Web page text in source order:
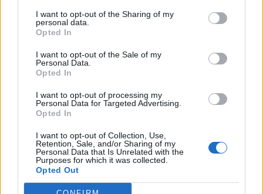
I want to opt-out of the Sharing of my
personal data.
Opted In
I want to opt-out of the Sale of my
Personal Data.
Opted In
I want to opt-out of processing my
Personal Data for Targeted Advertising.
Opted In
I want to opt-out of Collection, Use,
Retention, Sale, and/or Sharing of my
Personal Data that Is Unrelated with the
Purposes for which it was collected.
Opted Out
ΣΧΕΤΙΚA AΡΘΡΑ
Κνωσός: Ένα χρόνο μετά τις δεσμεύσεις, επιστρέφουν
ΠΟΛΙΤΕΣ 11:20
Κνωσός: Ένα χρόνο μετά τις
Κνωσός: Ένα χρόνο μετά τις